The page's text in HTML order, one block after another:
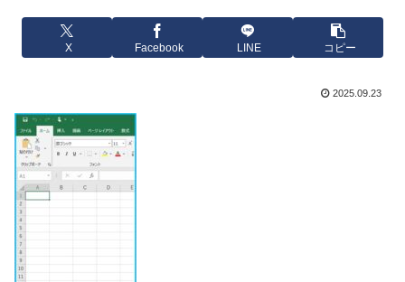
X Facebook LINE コピー
2025.09.23